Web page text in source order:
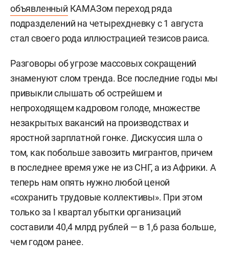
объявленный КАМАЗом переход ряда
подразделений на четырехдневку с 1 августа
стал своего рода иллюстрацией тезисов раиса.
Разговоры об угрозе массовых сокращений
знаменуют слом тренда. Все последние годы мы
привыкли слышать об острейшем и
непроходящем кадровом голоде, множестве
незакрытых вакансий на производствах и
яростной зарплатной гонке. Дискуссия шла о
том, как побольше завозить мигрантов, причем
в последнее время уже не из СНГ, а из Африки. А
теперь нам опять нужно любой ценой
«сохранить трудовые коллективы». При этом
только за I квартал убытки организаций
составили 40,4 млрд рублей — в 1,6 раза больше,
чем годом ранее.